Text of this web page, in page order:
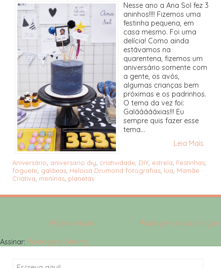
Nesse ano a Ana Sol fez 3
aninhos!!!! Fizemos uma
festinha pequena, em
casa mesmo. Foi uma
delícia! Como ainda
estávamos na
quarentena, fizemos um
aniversário somente com
a gente, os avós,
algumas crianças bem
próximas e os padrinhos.
O tema da vez foi:
Galáááááxias!!! Eu
sempre quis fazer esse
tema...
Leia Mais
Aniversário aniversario diy criatividade DIY estrela Festinhas
foguete galáxias Heloisa Drumond fotografias lua Mamãe
Criativa meninas planetas
Postagens mais antigas
Página inicial
Assinar: Postagens (Atom)
Search